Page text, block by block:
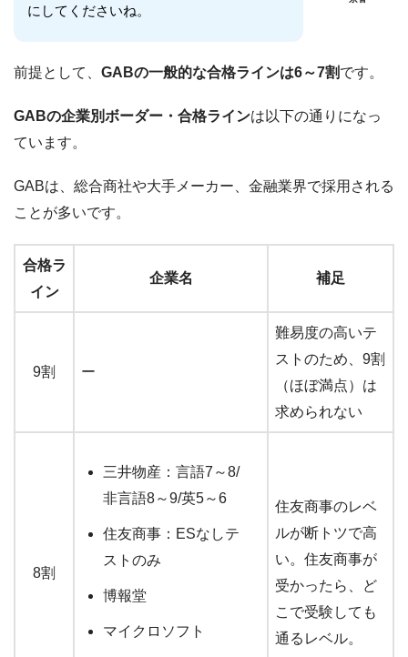
にしてくださいね。
前提として、 GABの一般的な合格ラインは6～7割です。
GABの企業別ボーダー・合格ラインは以下の通りになっ
ています。
GABは、総合商社や大手メーカー、金融業界で採用される
ことが多いです。
合格ラ
イン
企業名 補足
9割 ー
難易度の高いテ
ストのため、9割
（ほぼ満点）は
求められない
8割
三井物産：言語7～8/
非言語8～9/英5～6
住友商事：ESなしテ
ストのみ
博報堂
マイクロソフト
住友商事のレベ
ルが断トツで高
い。住友商事が
受かったら、ど
こで受験しても
通るレベル。